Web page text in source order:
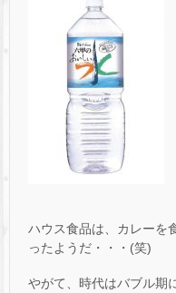
ハウス食品は、カレーを
ったようだ・・・(笑)
やがて、時代はバブル期